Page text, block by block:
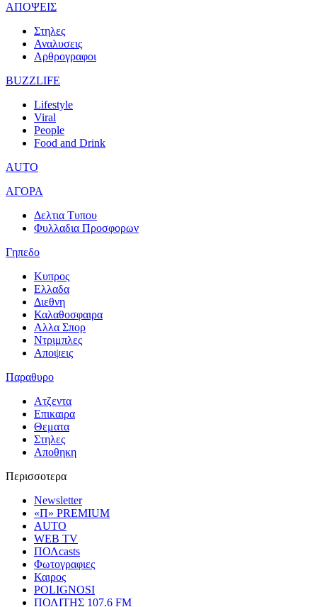
ΑΠΟΨΕΙΣ
Στηλες
Αναλυσεις
Αρθρογραφοι
BUZZLIFE
Lifestyle
Viral
People
Food and Drink
AUTO
ΑΓΟΡΑ
Δελτια Τυπου
Φυλλαδια Προσφορων
Γηπεδο
Κυπρος
Ελλαδα
Διεθνη
Καλαθοσφαιρα
Αλλα Σπορ
Ντριμπλες
Αποψεις
Παραθυρο
Ατζεντα
Επικαιρα
Θεματα
Στηλες
Αποθηκη
Περισσοτερα
Newsletter
«Π» PREMIUM
AUTO
WEB TV
ΠΟΛcasts
Φωτογραφιες
Καιρος
POLIGNOSI
ΠΟΛΙΤΗΣ 107.6 FM